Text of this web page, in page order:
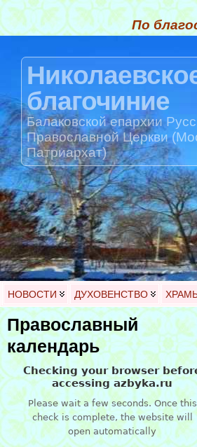
По
благочиние
Балаковской епархии
Православной Церкви
Патриархат)
НОВОСТИ ДУХОВЕНСТВО
Православный
календарь